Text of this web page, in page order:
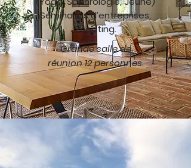
Séminaires d’entreprises,
Shooting.
Grande salle de
réunion 12 personnes.